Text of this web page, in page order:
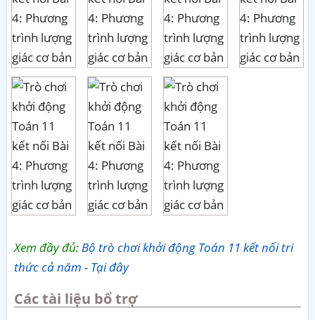
Xem đầy đủ: Bộ trò chơi khởi động Toán 11 kết nối tri
thức cả năm - Tại đây
Các tài liệu bổ trợ